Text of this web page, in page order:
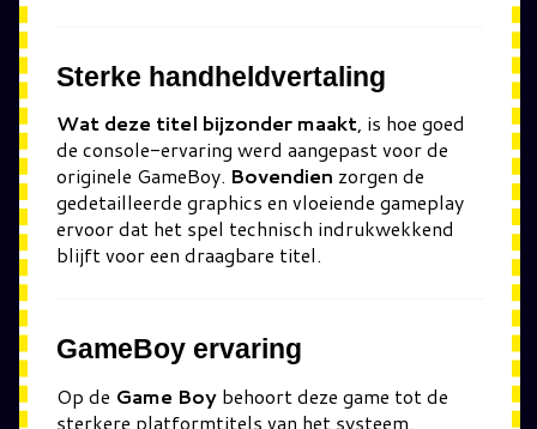
Sterke handheldvertaling
Wat deze titel bijzonder maakt, is hoe goed
de console-ervaring werd aangepast voor de
originele GameBoy. Bovendien zorgen de
gedetailleerde graphics en vloeiende gameplay
ervoor dat het spel technisch indrukwekkend
blijft voor een draagbare titel.
GameBoy ervaring
Op de Game Boy behoort deze game tot de
sterkere platformtitels van het systeem.